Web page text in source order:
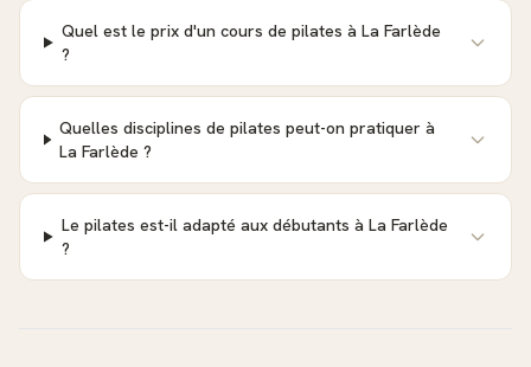
Quel est le prix d'un cours de pilates à La Farlède
?
Quelles disciplines de pilates peut-on pratiquer à
La Farlède ?
Le pilates est-il adapté aux débutants à La Farlède
?